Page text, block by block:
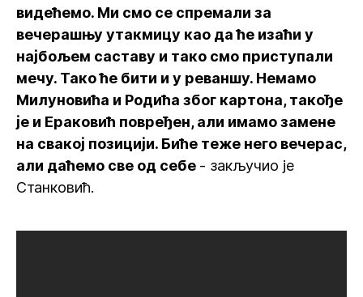
видећемо. Ми смо се спремали за
вечерашњу утакмицу као да ће изаћи у
најбољем саставу и тако смо приступали
мечу. Тако ће бити и у реваншу. Немамо
Милуновића и Родића због картона, такође
је и Ераковић повређен, али имамо замене
на свакој позицији. Биће теже него вечерас,
али даћемо све од себе - закључио је
Станковић.